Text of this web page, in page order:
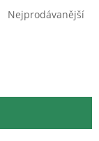
Nejprodávanější